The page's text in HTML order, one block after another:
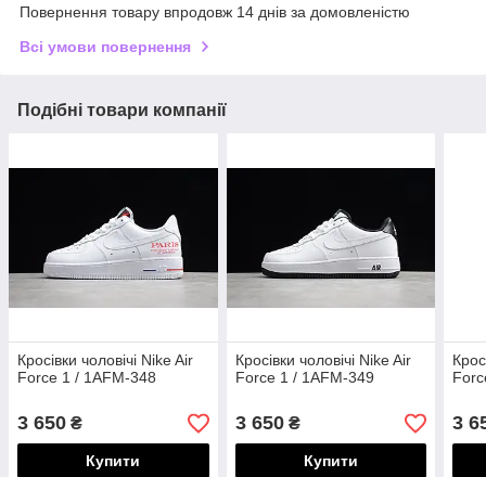
Повернення товару впродовж 14 днів за домовленістю
Всі умови повернення
Подібні товари компанії
Кросівки чоловічі Nike Air
Force 1 / 1AFM-348
3 650 ₴
Купити
Кросівки чоловічі Nike Air
Force 1 / 1AFM-349
3 650₴
Купити
3